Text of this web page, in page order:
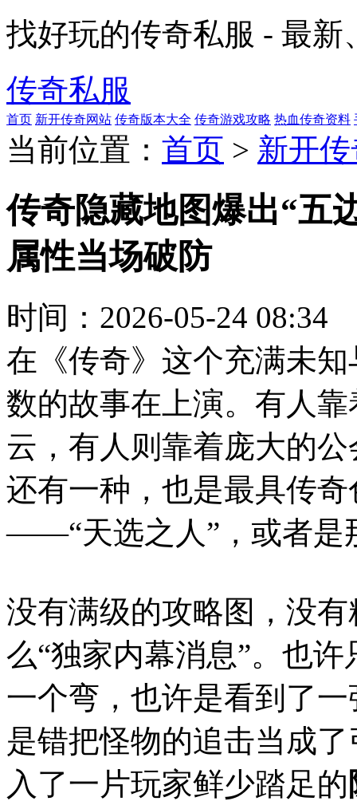
找好玩的传奇私服 - 最
传奇私服
首页 新开传奇网站 传奇版本大全 传奇游戏攻略 热血传奇资料
当前位置： 首页 > 新开
传奇隐藏地图爆出“五
属性当场破防
时间： 2026-05-24 08:34
在《传奇》这个充满未
数的故事在上演。有人
云，有人则靠着庞大的
还有一种，也是最具传
——“天选之人”，或者是
没有满级的攻略图，没
么“独家内幕消息”。也
一个弯，也许是看到了
是错把怪物的追击当成
入了一片玩家鲜少踏足的